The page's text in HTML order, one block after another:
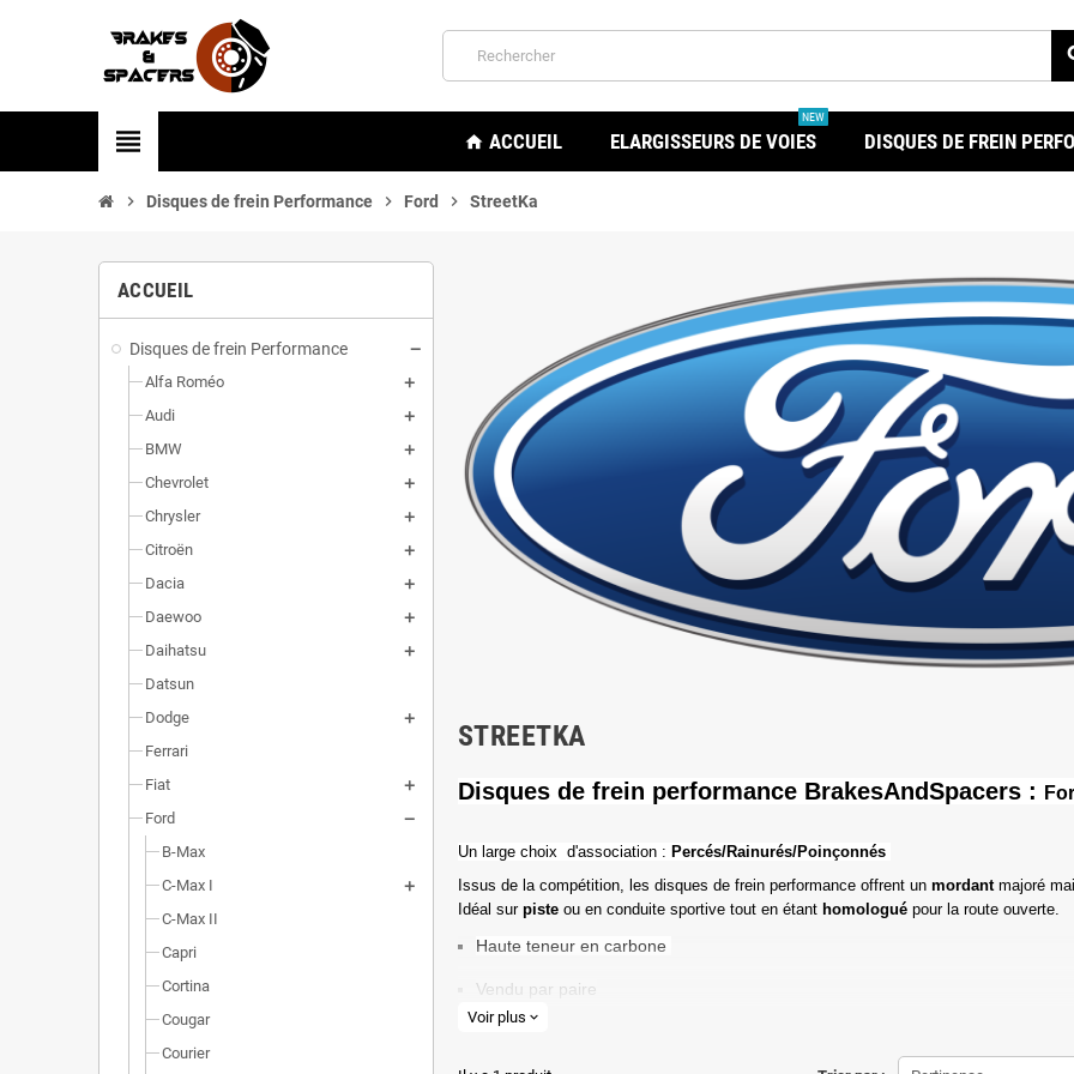
view_headline home ACCUEIL ELARGISSEURS DE VOIES
NEW
DISQUES DE FREIN
chevron_right Disques de frein Performance chevron_right Ford chevron_right StreetKa
ACCUEIL
Disques de frein Performance
Alfa Roméo
Audi
BMW
Chevrolet
Chrysler
Citroën
Dacia
Daewoo
Daihatsu
Datsun
Dodge
Ferrari
Fiat
Ford
B-Max
C-Max I
C-Max II
Capri
Cortina
Cougar
Courier
STREETKA
Disques de frein performance BrakesAndSpacers :
Un l arge choix d'association : Percés/Rainurés/Poinçonnés
Issus de la compétition, les disques de frein performance offrent un mordant majoré
Idéal sur piste ou en conduite sportive tout en étant homologué pour la route ouverte.
Haute teneur en carbone
Vendu par paire
Valeur de friction maximale
Voir plus expand_more